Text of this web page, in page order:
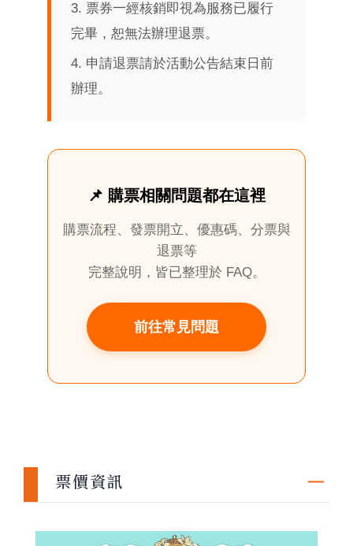
3. 票券一經核銷即視為服務已履行
完畢，恕無法辦理退票。
4. 申請退票請於活動公告結束日前
辦理。
📌 購票相關問題都在這裡
購票流程、發票開立、優惠碼、分票與
退票等
完整說明，皆已整理於 FAQ。
前往常見問題
票價資訊